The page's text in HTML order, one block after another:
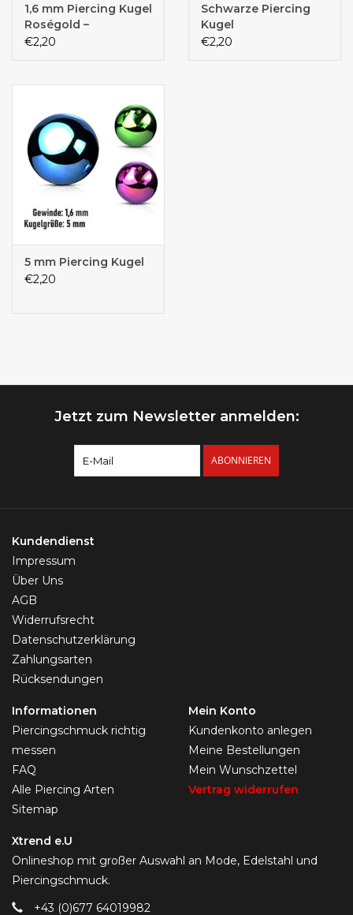
1,6 mm Piercing Kugel
Roségold –
Chirurgenstahl 316L /
€2,20
Schwarze Piercing
Kugel
€2,20
5 mm Piercing Kugel
€2,20
Jetzt zum Newsletter anmelden:
ABONNIEREN
Kundendienst
Impressum
Über Uns
AGB
Widerrufsrecht
Datenschutzerklärung
Zahlungsarten
Rücksendungen
Informationen
Piercingschmuck richtig
messen
FAQ
Alle Piercing Arten
Sitemap
Mein Konto
Kundenkonto anlegen
Meine Bestellungen
Mein Wunschzettel
Vertrag widerrufen
Xtrend e.U
Onlineshop mit großer Auswahl an Mode, Edelstahl und
Piercingschmuck.
+43 (0)677 64019982